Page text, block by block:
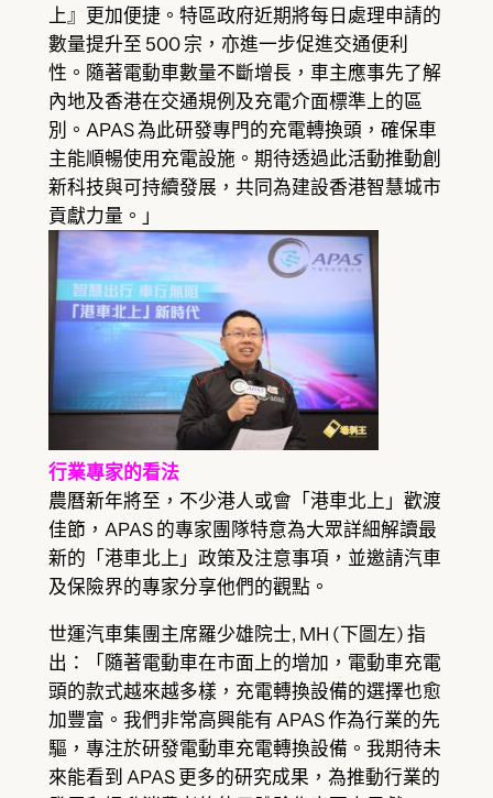
上』更加便捷。特區政府近期將每日處理申請的
數量提升至 500 宗，亦進一步促進交通便利
性。隨著電動車數量不斷增長，車主應事先了解
內地及香港在交通規例及充電介面標準上的區
別。APAS 為此研發專門的充電轉換頭，確保車
主能順暢使用充電設施。期待透過此活動推動創
新科技與可持續發展，共同為建設香港智慧城市
貢獻力量。」
行業專家的看法
農曆新年將至，不少港人或會「港車北上」歡渡
佳節，APAS 的專家團隊特意為大眾詳細解讀最
新的「港車北上」政策及注意事項，並邀請汽車
及保險界的專家分享他們的觀點。
世運汽車集團主席羅少雄院士, MH (下圖左) 指
出：「隨著電動車在市面上的增加，電動車充電
頭的款式越來越多樣，充電轉換設備的選擇也愈
加豐富。我們非常高興能有 APAS 作為行業的先
驅，專注於研發電動車充電轉換設備。我期待未
來能看到 APAS 更多的研究成果，為推動行業的